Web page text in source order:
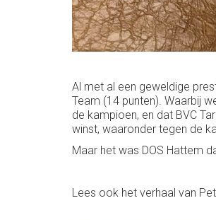
Al met al een geweldige
Team (14 punten). Waarbij
de kampioen, en dat BVC
winst, waaronder tegen de
Maar het was DOS Hattem
Lees ook het verhaal van